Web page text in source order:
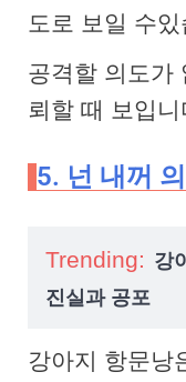
도로 보일 수있
공격할 의도가
뢰할 때 보입니
5. 넌 내꺼 의
Trending: 강
진실과 공포
강아지 항문낭